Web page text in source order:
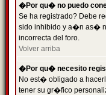
�Por qu� no puedo
Se ha registrado? Debe
sido inhibido y a�n as�
incorrecta del foro.
Volver arriba
�Por qu� necesito
No est� obligado a
tener su gr�fico